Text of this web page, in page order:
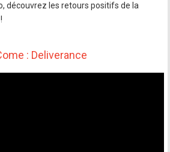
découvrez les retours positifs de la
: Deliverance